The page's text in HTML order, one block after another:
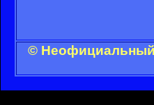
© Неофициальный